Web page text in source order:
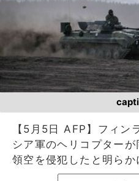
【5月5日 AFP】フィン
シア軍のヘリコプター
領空を侵犯したと明らか